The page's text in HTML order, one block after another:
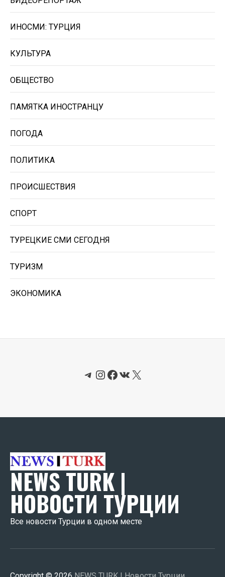
ИНОСМИ: ТУРЦИЯ
КУЛЬТУРА
ОБЩЕСТВО
ПАМЯТКА ИНОСТРАНЦУ
ПОГОДА
ПОЛИТИКА
ПРОИСШЕСТВИЯ
СПОРТ
ТУРЕЦКИЕ СМИ СЕГОДНЯ
ТУРИЗМ
ЭКОНОМИКА
Telegram
Instagram
Facebook
ВКонтакте
X
NEWS TURK |
НОВОСТИ ТУРЦИИ
Все новости Турции в одном месте